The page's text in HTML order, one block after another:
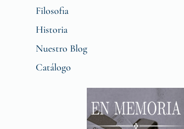
Filosofia
Historia
Nuestro Blog
Catálogo